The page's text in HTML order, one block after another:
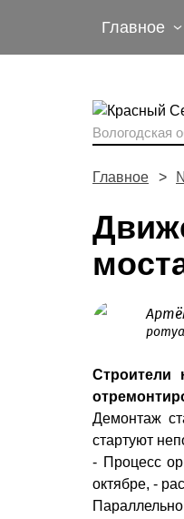
Главное
Вологодская
Главное
Строители
Демонтаж
стартуют
- Процесс
октябре, -